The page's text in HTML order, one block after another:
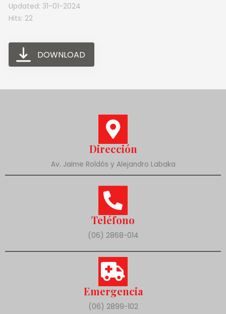
Updated: 31-01-2024
Hits: 22
DOWNLOAD
Dirección
Av. Jaime Roldós y Alejandro Labaka
Teléfono
(06) 2868-014
Emergencia
(06) 2899-102